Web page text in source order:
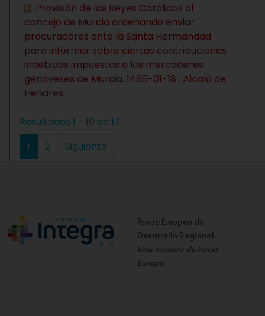
Provisión de los Reyes Católicos al
concejo de Murcia ordenando enviar
procuradores ante la Santa Hermandad
para informar sobre ciertas contribuciones
indebidas impuestas a los mercaderes
genoveses de Murcia. 1486-01-18 . Alcalá de
Henares
Resultados 1 - 10 de 17
1
2 Siguiente
Fondo Europeo de
Desarrollo Regional.
Una manera de hacer
Europa.